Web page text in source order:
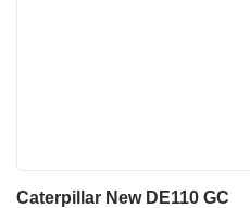
Caterpillar New DE110 GC